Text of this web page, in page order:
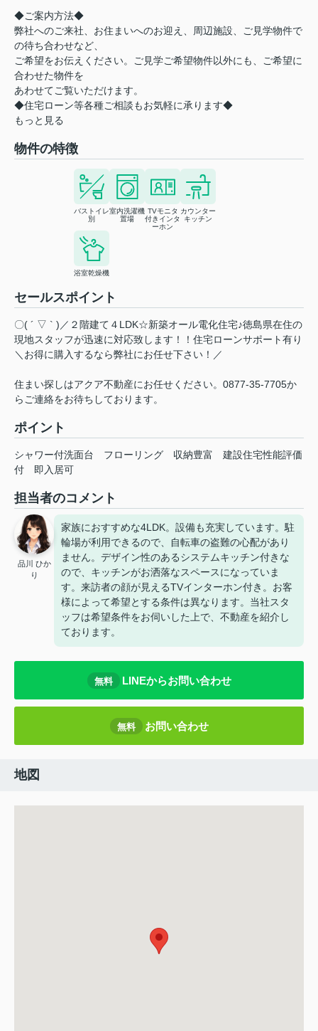
◆ご案内方法◆
弊社へのご来社、お住まいへのお迎え、周辺施設、ご見学物件で
の待ち合わせなど、
ご希望をお伝えください。ご見学ご希望物件以外にも、ご希望に
合わせた物件を
あわせてご覧いただけます。
◆住宅ローン等各種ご相談もお気軽に承ります◆
もっと見る
物件の特徴
バストイレ
別
室内洗濯機
置場
TVモニタ
付きインタ
ーホン
カウンター
キッチン
浴室乾燥機
セールスポイント
〇( ´ ▽ ` )／２階建て４LDK☆新築オール電化住宅♪徳島県在住の
現地スタッフが迅速に対応致します！！住宅ローンサポート有り
＼お得に購入するなら弊社にお任せ下さい！／
住まい探しはアクア不動産にお任せください。0877-35-7705か
らご連絡をお待ちしております。
ポイント
シャワー付洗面台 フローリング 収納豊富
建設住宅性能評価
付
即入居可
担当者のコメント
品川 ひか
り
家族におすすめな4LDK。設備も充実しています。駐
輪場が利用できるので、自転車の盗難の心配があり
ません。デザイン性のあるシステムキッチン付きな
ので、キッチンがお洒落なスペースになっていま
す。来訪者の顔が見えるTVインターホン付き。お客
様によって希望とする条件は異なります。当社スタ
ッフは希望条件をお伺いした上で、不動産を紹介し
ております。
無料 LINEからお問い合わせ
無料 お問い合わせ
地図